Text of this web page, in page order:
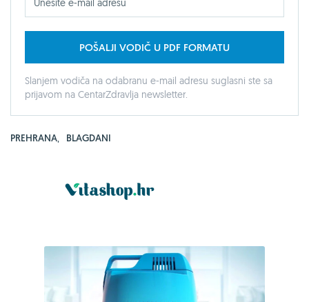
POŠALJI VODIČ U PDF FORMATU
Slanjem vodiča na odabranu e-mail adresu suglasni ste sa
prijavom na CentarZdravlja newsletter.
PREHRANA, BLAGDANI